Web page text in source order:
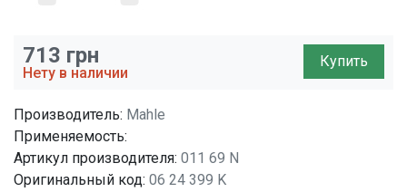
713 грн
Нету в наличии
Купить
Производитель: Mahle
Применяемость:
Артикул производителя: 011 69 N
Оригинальный код: 06 24 399 K